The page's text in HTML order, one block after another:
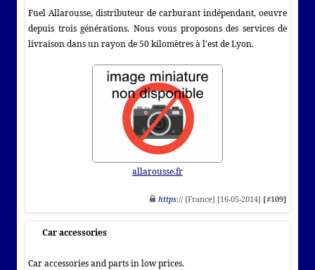
Fuel Allarousse, distributeur de carburant indépendant, oeuvre
depuis trois générations. Nous vous proposons des services de
livraison dans un rayon de 50 kilomètres à l'est de Lyon.
allarousse.fr
https:// [France] [16-05-2014] [#109]
Car accessories
Car accessories and parts in low prices.